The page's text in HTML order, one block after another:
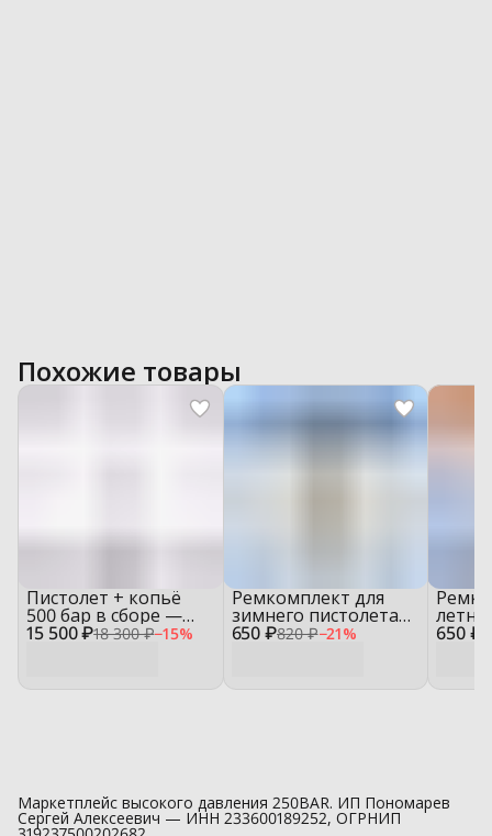
Похожие товары
15 500 ₽18 300 ₽−15%
Пистолет + копьё
500 бар в сборе —
комплект G41 650 ₽820 ₽−21%
Ремкомплект для
зимнего пистолета
ST‑2300 Weeping 650 ₽
Маркетплейс высокого давления 250BAR. ИП Пономарев
Сергей Алексеевич — ИНН 233600189252, ОГРНИП